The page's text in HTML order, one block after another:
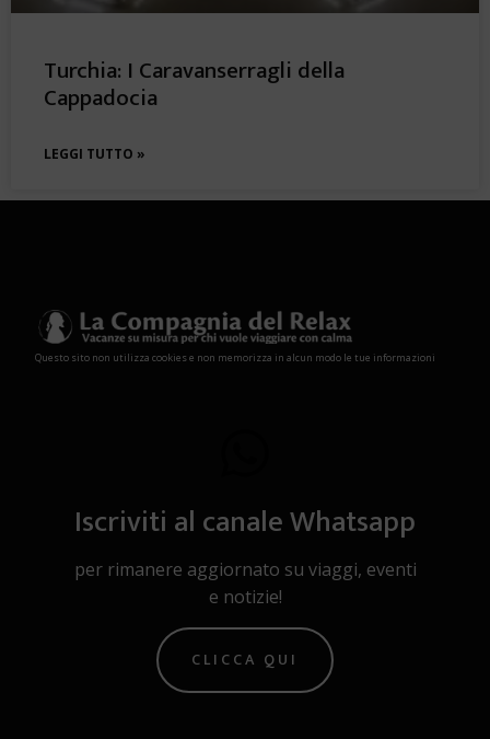
Turchia: I Caravanserragli della
Cappadocia
LEGGI TUTTO »
Questo sito non utilizza cookies e non memorizza in alcun modo le tue informazioni
Iscriviti al canale Whatsapp
per rimanere aggiornato su viaggi, eventi
e notizie!
CLICCA QUI